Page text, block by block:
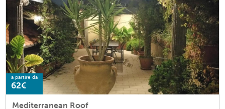
a partire da
62€
Mediterranean Roof